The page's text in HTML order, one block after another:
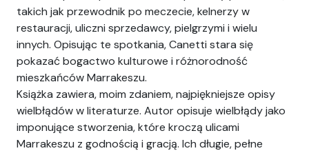
takich jak przewodnik po meczecie, kelnerzy w
restauracji, uliczni sprzedawcy, pielgrzymi i wielu
innych. Opisując te spotkania, Canetti stara się
pokazać bogactwo kulturowe i różnorodność
mieszkańców Marrakeszu.
Książka zawiera, moim zdaniem, najpiękniejsze opisy
wielbłądów w literaturze. Autor opisuje wielbłądy jako
imponujące stworzenia, które kroczą ulicami
Marrakeszu z godnością i gracją. Ich długie, pełne